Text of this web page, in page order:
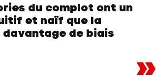
du complot ont un
et naïf que la
de biais
»